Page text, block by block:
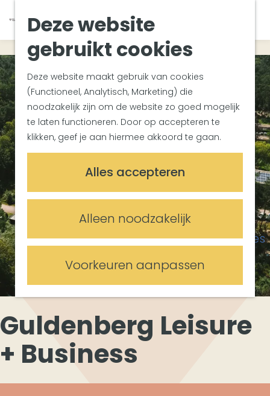
Deze website
gebruikt cookies
Deze website maakt gebruik van cookies
(Functioneel, Analytisch, Marketing) die
noodzakelijk zijn om de website zo goed mogelijk
te laten functioneren. Door op accepteren te
klikken, geef je aan hiermee akkoord te gaan.
Alles accepteren
Alleen noodzakelijk
Voorkeuren aanpassen
a
n
a
a
r
d
e
h
o
e
p
a
g
e
K
a
a
r
t
Z
o
e
k
e
n
M
e
u
Zuiderwaterlinie
Met groepen
Met kinderen
In de omgeving
Plan je bezoek
Bereikbaarheid
Overnachten
Plan op de kaart
Meetings & Events
Vergaderlocaties
Evenementenlocaties
Guldenberg Leisure
+ Business